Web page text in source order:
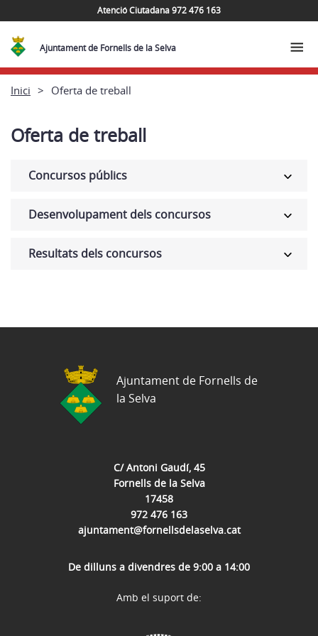
Atenció Ciutadana 972 476 163
Ajuntament de Fornells de la Selva
Inici Oferta de treball
Oferta de treball
Concursos públics
Desenvolupament dels concursos
Resultats dels concursos
C/ Antoni Gaudí, 45
Fornells de la Selva
17458
972 476 163
ajuntament@fornellsdelaselva.cat
De dilluns a divendres de 9:00 a 14:00
Ajuntament de Fornells de
la Selva
Amb el suport de: